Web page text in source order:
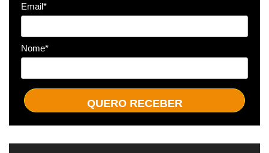
Email*
Nome*
QUERO RECEBER